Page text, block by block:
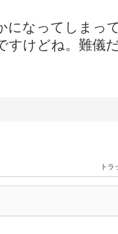
になってしまっ
けどね。難儀
トラ